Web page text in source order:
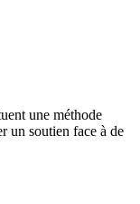
une méthode
un soutien face à de